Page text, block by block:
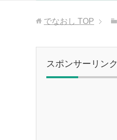
でなおし TOP
スポンサーリンク